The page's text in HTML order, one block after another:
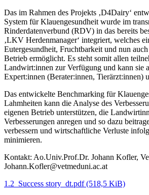
Das im Rahmen des Projekts ‚D4Dairy‘
System für Klauengesundheit wurde im
Rinderdatenverbund (RDV) in das bereits
‚LKV Herdenmanager‘ integriert, welches
Eutergesundheit, Fruchtbarkeit und nun
Betrieb ermöglicht. Es steht somit allen
Landwirt:innen zur Verfügung und kann sie
Expert:innen (Berater:innen, Tierärzt:innen)
Das entwickelte Benchmarking für
Lahmheiten kann die Analyse des
eigenen Betrieb unterstützen, die
Verbesserungen anregen und so dazu
verbessern und wirtschaftliche Verluste
minimieren.
Kontakt: Ao.Univ.Prof.Dr. Johann Kofler,
Johann.Kofler@vetmeduni.ac.at
1.2_Success story_dt.pdf(518,5 KiB)